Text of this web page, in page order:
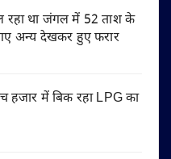
रहा था जंगल में 52 ताश के
अन्य देखकर हुए फरार
हजार में बिक रहा LPG का